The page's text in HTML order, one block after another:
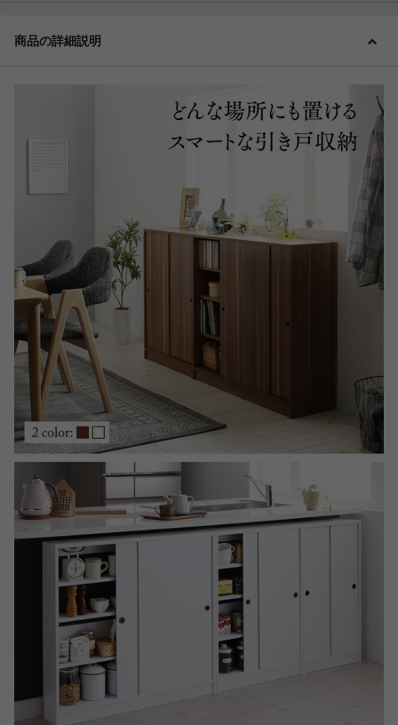
商品の詳細説明